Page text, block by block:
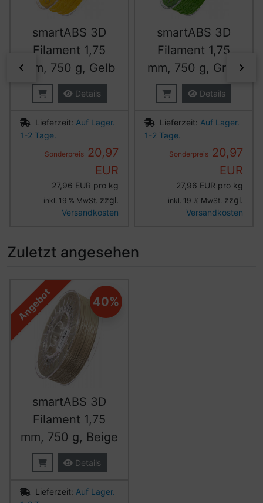
zurück
smartABS 3D
Filament 1,75
mm, 750 g, Gelb
Details
Lieferzeit: Auf Lager.
1-2 Tage.
Sonderpreis 20,97
EUR
27,96 EUR pro kg
inkl. 19 % MwSt. zzgl.
Versandkosten
smartABS 3D
Filament 1,75
mm, 750 g, Grün
Details
Lieferzeit: Auf Lager.
1-2 Tage.
Sonderpreis 20,97
EUR
27,96 EUR pro kg
inkl. 19 % MwSt. zzgl.
Versandkosten
Zuletzt angesehen
Es folgt ein Produktslider - navigieren Sie mit der Tab-
Angebot
smartABS 3D
Filament 1,75
mm, 750 g, Beige
Details
Lieferzeit: Auf Lager.
40%